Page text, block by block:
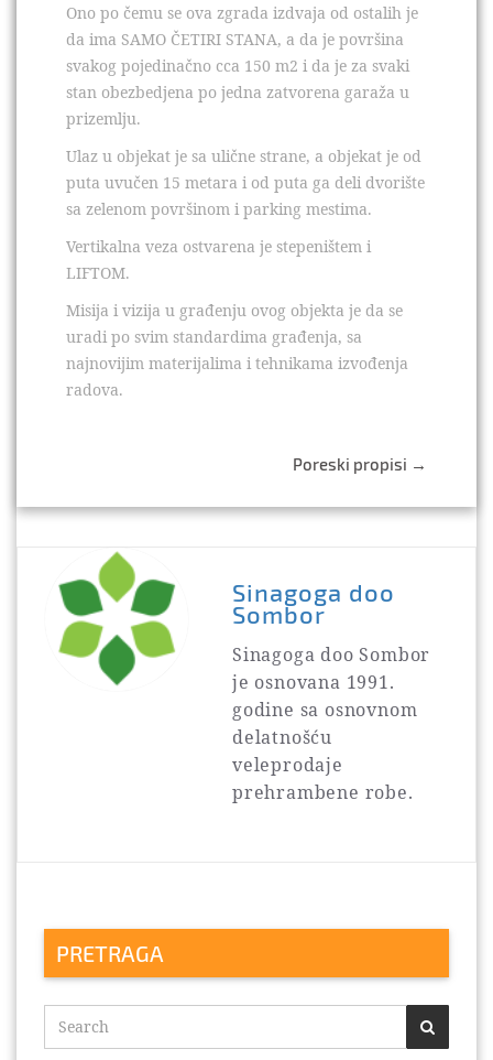
Ono po čemu se ova zgrada izdvaja od ostalih je
da ima SAMO ČETIRI STANA, a da je površina
svakog pojedinačno cca 150 m2 i da je za svaki
stan obezbedjena po jedna zatvorena garaža u
prizemlju.
Ulaz u objekat je sa ulične strane, a objekat je od
puta uvučen 15 metara i od puta ga deli dvorište
sa zelenom površinom i parking mestima.
Vertikalna veza ostvarena je stepeništem i
LIFTOM.
Misija i vizija u građenju ovog objekta je da se
uradi po svim standardima građenja, sa
najnovijim materijalima i tehnikama izvođenja
radova.
Poreski propisi →
Sinagoga doo
Sombor
Sinagoga doo Sombor
je osnovana 1991.
godine sa osnovnom
delatnošću
veleprodaje
prehrambene robe.
PRETRAGA